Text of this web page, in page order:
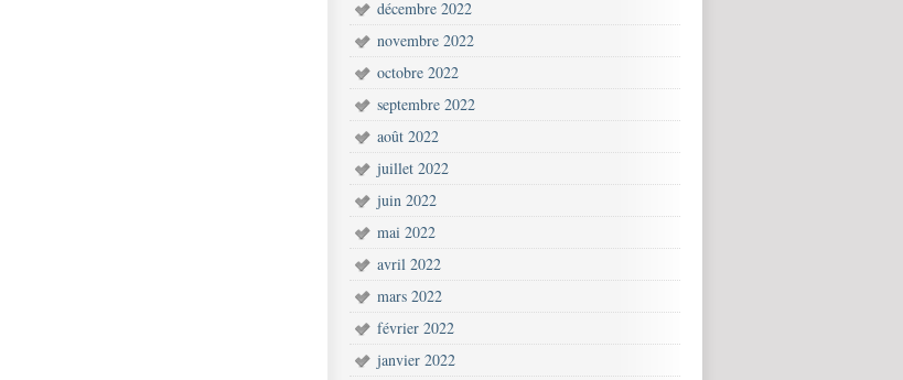
décembre 2022
novembre 2022
octobre 2022
septembre 2022
août 2022
juillet 2022
juin 2022
mai 2022
avril 2022
mars 2022
février 2022
janvier 2022